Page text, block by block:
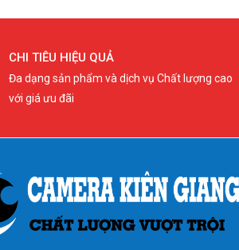
CHI TIÊU HIỆU QUẢ
Đa dạng sản phẩm và dịch vụ Chất lượng cao
với giá ưu đãi